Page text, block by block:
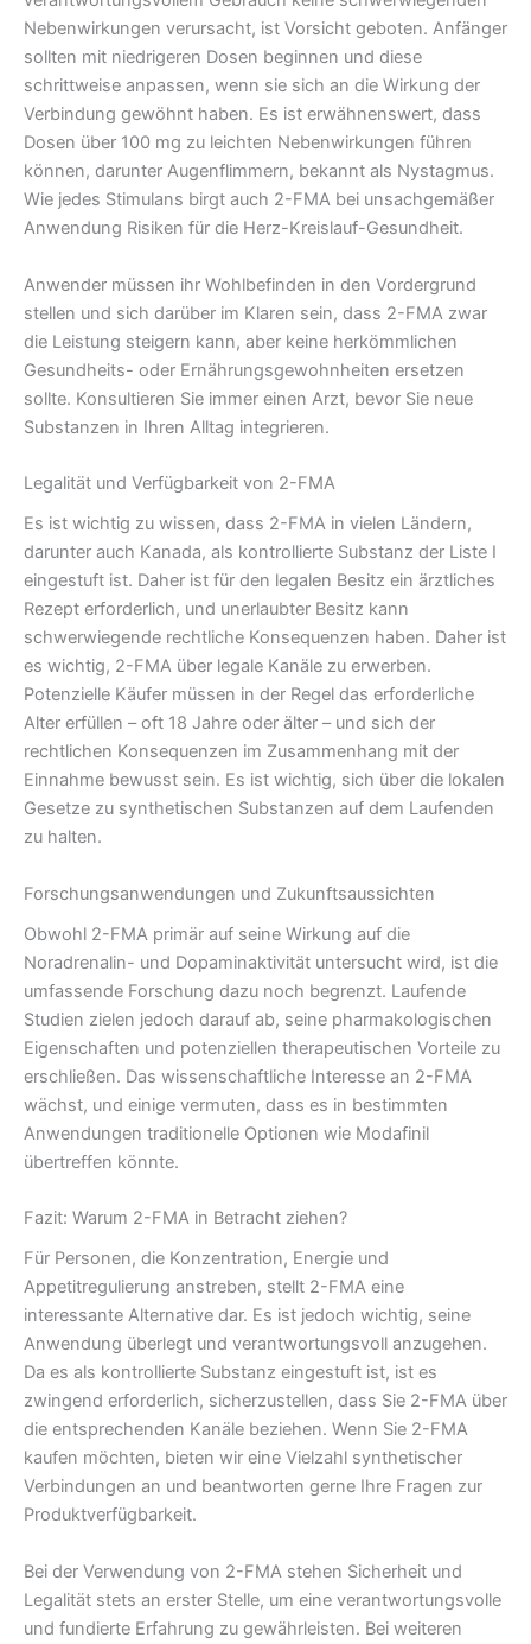
Nebenwirkungen verursacht, ist Vorsicht geboten. Anfänger
sollten mit niedrigeren Dosen beginnen und diese
schrittweise anpassen, wenn sie sich an die Wirkung der
Verbindung gewöhnt haben. Es ist erwähnenswert, dass
Dosen über 100 mg zu leichten Nebenwirkungen führen
können, darunter Augenflimmern, bekannt als Nystagmus.
Wie jedes Stimulans birgt auch 2-FMA bei unsachgemäßer
Anwendung Risiken für die Herz-Kreislauf-Gesundheit.
Anwender müssen ihr Wohlbefinden in den Vordergrund
stellen und sich darüber im Klaren sein, dass 2-FMA zwar
die Leistung steigern kann, aber keine herkömmlichen
Gesundheits- oder Ernährungsgewohnheiten ersetzen
sollte. Konsultieren Sie immer einen Arzt, bevor Sie neue
Substanzen in Ihren Alltag integrieren.
Legalität und Verfügbarkeit von 2-FMA
Es ist wichtig zu wissen, dass 2-FMA in vielen Ländern,
darunter auch Kanada, als kontrollierte Substanz der Liste I
eingestuft ist. Daher ist für den legalen Besitz ein ärztliches
Rezept erforderlich, und unerlaubter Besitz kann
schwerwiegende rechtliche Konsequenzen haben. Daher ist
es wichtig, 2-FMA über legale Kanäle zu erwerben.
Potenzielle Käufer müssen in der Regel das erforderliche
Alter erfüllen – oft 18 Jahre oder älter – und sich der
rechtlichen Konsequenzen im Zusammenhang mit der
Einnahme bewusst sein. Es ist wichtig, sich über die lokalen
Gesetze zu synthetischen Substanzen auf dem Laufenden
zu halten.
Forschungsanwendungen und Zukunftsaussichten
Obwohl 2-FMA primär auf seine Wirkung auf die
Noradrenalin- und Dopaminaktivität untersucht wird, ist die
umfassende Forschung dazu noch begrenzt. Laufende
Studien zielen jedoch darauf ab, seine pharmakologischen
Eigenschaften und potenziellen therapeutischen Vorteile zu
erschließen. Das wissenschaftliche Interesse an 2-FMA
wächst, und einige vermuten, dass es in bestimmten
Anwendungen traditionelle Optionen wie Modafinil
übertreffen könnte.
Fazit: Warum 2-FMA in Betracht ziehen?
Für Personen, die Konzentration, Energie und
Appetitregulierung anstreben, stellt 2-FMA eine
interessante Alternative dar. Es ist jedoch wichtig, seine
Anwendung überlegt und verantwortungsvoll anzugehen.
Da es als kontrollierte Substanz eingestuft ist, ist es
zwingend erforderlich, sicherzustellen, dass Sie 2-FMA über
die entsprechenden Kanäle beziehen. Wenn Sie 2-FMA
kaufen möchten, bieten wir eine Vielzahl synthetischer
Verbindungen an und beantworten gerne Ihre Fragen zur
Produktverfügbarkeit.
Bei der Verwendung von 2-FMA stehen Sicherheit und
Legalität stets an erster Stelle, um eine verantwortungsvolle
und fundierte Erfahrung zu gewährleisten. Bei weiteren